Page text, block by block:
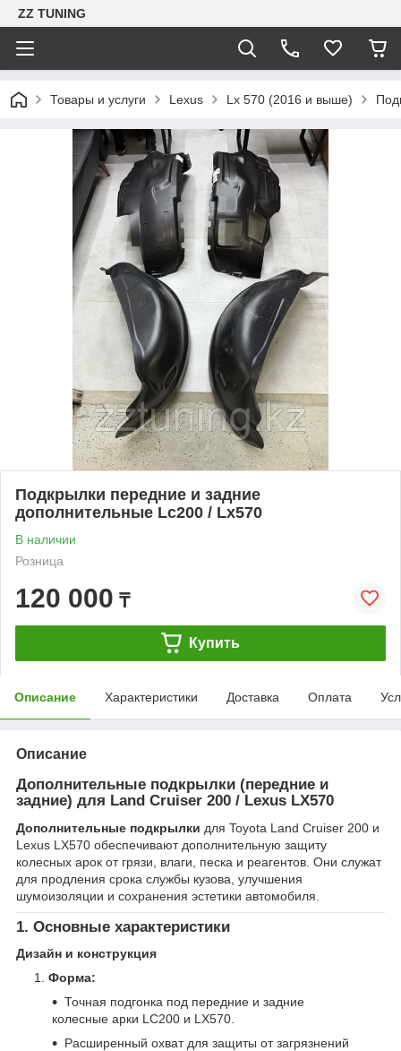
ZZ TUNING
Товары и услуги Lexus Lx 570 (2016 и выше)
Подкрылки передние и задние
дополнительные Lc200 / Lx570
В наличии
Розница
120 000 ₸
Купить
Описание Характеристики Доставка Оплата
Описание
Дополнительные подкрылки (передние и
задние) для Land Cruiser 200 / Lexus LX570
Дополнительные подкрылки для Toyota Land Cruiser 200 и
Lexus LX570 обеспечивают дополнительную защиту
колесных арок от грязи, влаги, песка и реагентов. Они служат
для продления срока службы кузова, улучшения
шумоизоляции и сохранения эстетики автомобиля.
1. Основные характеристики
Дизайн и конструкция
Форма:
Точная подгонка под передние и задние
колесные арки LC200 и LX570.
Расширенный охват для защиты от загрязнений